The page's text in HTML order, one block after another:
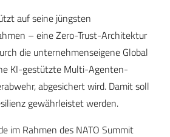
auf seine jüngsten
– eine Zero-Trust-Architektur
die unternehmenseigene Global
KI-gestützte Multi-Agenten-
abgesichert wird. Damit soll
gewährleistet werden.
im Rahmen des NATO Summit